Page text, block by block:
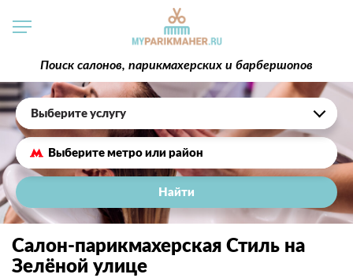
Поиск салонов, парикмахерских и барбершопов
Выберите услугу
Найти
Салон-парикмахерская Стиль на
Зелёной улице